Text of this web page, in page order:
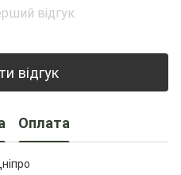
відгук
відгук
Оплата